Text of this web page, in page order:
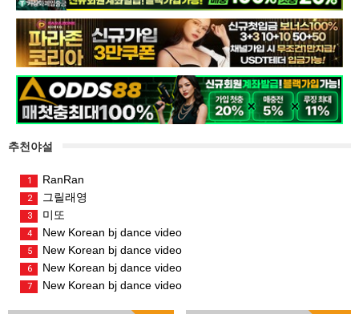
추천야설
1 RanRan
2 그릴래영
3 미또
4 New Korean bj dance video
5 New Korean bj dance video
6 New Korean bj dance video
7 New Korean bj dance video